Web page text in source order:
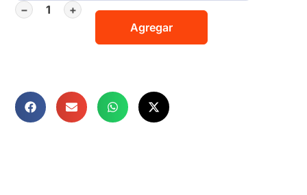
−
+
Agregar